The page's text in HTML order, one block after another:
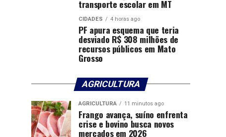
transporte escolar em MT
CIDADES 4 horas ago
PF apura esquema que teria
desviado R$ 308 milhões de
recursos públicos em Mato
Grosso
AGRICULTURA
AGRICULTURA 11 minutos ago
Frango avança, suíno enfrenta
crise e bovino busca novos
mercados em 2026